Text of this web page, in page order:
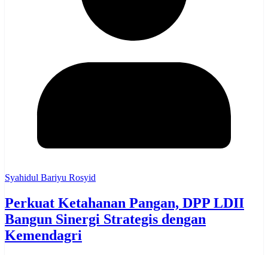
Syahidul Bariyu Rosyid
Perkuat Ketahanan Pangan, DPP LDII
Bangun Sinergi Strategis dengan
Kemendagri